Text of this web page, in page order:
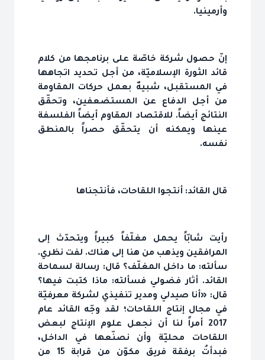
وأرمينيا.
إنّ حصول شركة خاصّة على برنامجها من كلام
قائد الثورة الإسلاميّة، من أجل تحديد اتجاهها
في المستقبل، شبيهٌ بعمل حركات المقاومة
من أجل الدفاع عن المستضعفين، وتحقّق
النتائج أيضاً. للاقتصاد المقاوم أيضاً الفلسفة
عينها ويمكنه أن يتحقّق حصراً بالمنطق
نفسه.
قال القائد: أنتجوا اللقاحات، فأنتجناها
رأيت شابّاً يحمل مغلّفاً كبيراً ويتحدّث إلى
المرافقين ويذهب من هنا إلى هناك. لفت نظري.
سألته: ما داخل المغلّف؟ قال: رسالة لسماحة
القائد. أثار فضولي فسألته: ماذا كتبت فيها؟
قال: «أنا صيدلي ومدير تنفيذي لشركة معرفيّة
في مجال إنتاج اللقاحات؛ لقد وجّه القائد عام
2017 أمراً لنا أن نجعل علوم الإنتاج لبعض
اللقاحات محليّة وأن نصنّعها في الداخل،
فبدأتُ برفقة فريق مكوّن من قرابة 15 من